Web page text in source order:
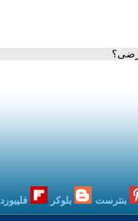
بنترست بلوكر فليبورد